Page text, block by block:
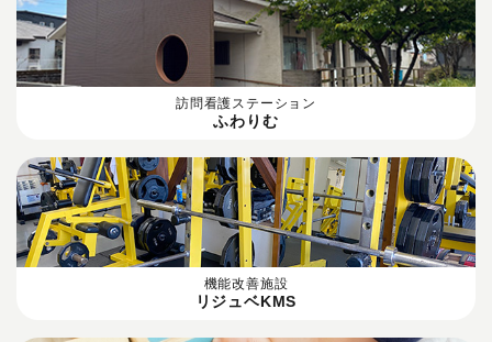
訪問看護ステーション
ふわりむ
機能改善施設
リジュベKMS